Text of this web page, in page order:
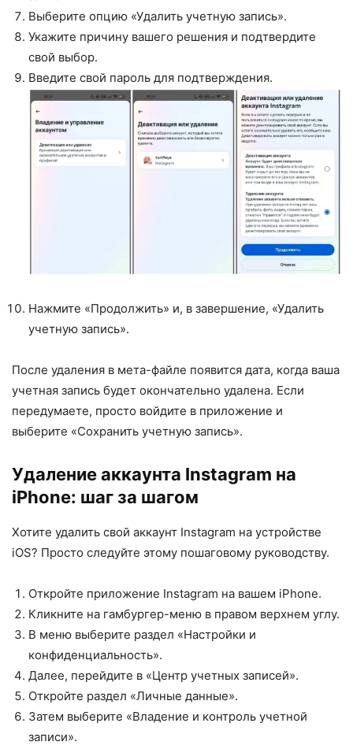
Выберите опцию «Удалить учетную запись».
Укажите причину вашего решения и подтвердите
свой выбор.
Введите свой пароль для подтверждения.
Нажмите «Продолжить» и, в завершение, «Удалить
учетную запись».
После удаления в мета-файле появится дата, когда ваша
учетная запись будет окончательно удалена. Если
передумаете, просто войдите в приложение и
выберите «Сохранить учетную запись».
Удаление аккаунта Instagram на
iPhone: шаг за шагом
Хотите удалить свой аккаунт Instagram на устройстве
iOS? Просто следуйте этому пошаговому руководству.
Откройте приложение Instagram на вашем iPhone.
Кликните на гамбургер-меню в правом верхнем углу.
В меню выберите раздел «Настройки и
конфиденциальность».
Далее, перейдите в «Центр учетных записей».
Откройте раздел «Личные данные».
Затем выберите «Владение и контроль учетной
записи».